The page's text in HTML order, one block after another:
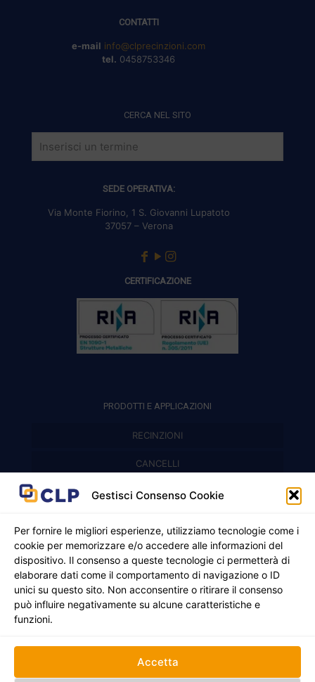
Gestisci Consenso Cookie
Per fornire le migliori esperienze, utilizziamo tecnologie come i
cookie per memorizzare e/o accedere alle informazioni del
dispositivo. Il consenso a queste tecnologie ci permetterà di
elaborare dati come il comportamento di navigazione o ID
unici su questo sito. Non acconsentire o ritirare il consenso
può influire negativamente su alcune caratteristiche e
funzioni.
Accetta
CONTATTI
e-mail info@clprecinzioni.com
tel. 0458753346
CERCA NEL SITO
SEDE OPERATIVA:
Via Monte Fiorino, 1 S. Giovanni Lupatoto
37057 – Verona
CERTIFICAZIONE
PRODOTTI E APPLICAZIONI
RECINZIONI
Recinzioni modulari
Recinzioni a pannelli
CANCELLI
Cancelli prefabbricati
Cancelli in ferro battuto
Cancelli a due ante
Cancelli scorrevoli
APPLICAZIONI
Griglie e chiusini
Inferriate
Nicchie per gas ed elettricità
© 2021 - 2026 CLP SRLS All Rights Reserved.
CF e P. IVA 05130250235 | Sede legale Via Alessandro
Credits:Creativart
CANCELLI